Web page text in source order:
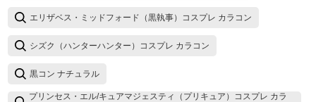
エリザベス・ミッドフォード（黒執事）コスプレ カラコン
シズク（ハンターハンター）コスプレ カラコン
黒コン ナチュラル
プリンセス・エル/キュアマジェスティ（プリキュア）コスプレ カラ